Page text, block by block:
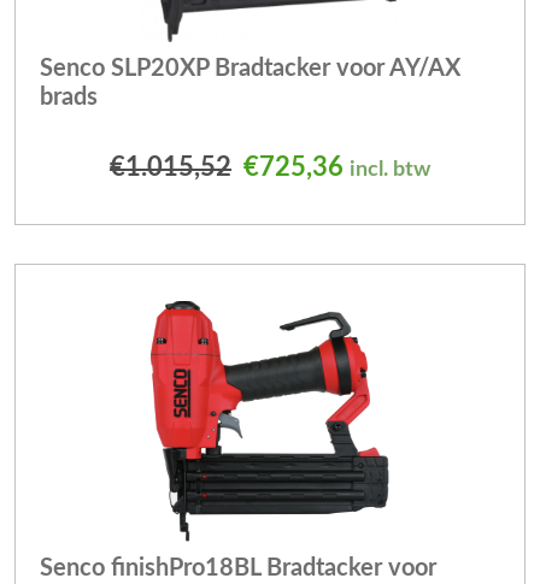
Senco SLP20XP Bradtacker voor AY/AX
brads
€1.015,52 Oorspronkelijke prijs
€725,36 Huidige prijs is:
incl. btw
Senco finishPro18BL Bradtacker voor